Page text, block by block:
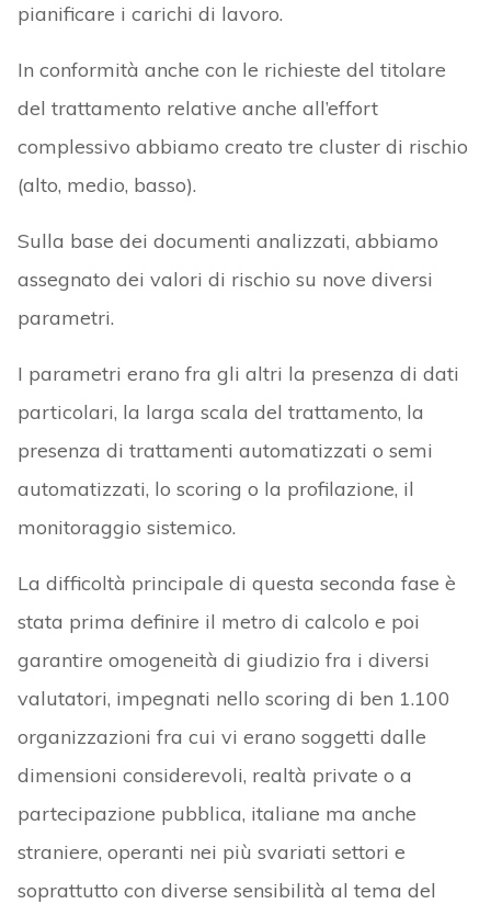
pianificare i carichi di lavoro.
In conformità anche con le richieste del titolare
del trattamento relative anche all’effort
complessivo abbiamo creato tre cluster di rischio
(alto, medio, basso).
Sulla base dei documenti analizzati, abbiamo
assegnato dei valori di rischio su nove diversi
parametri.
I parametri erano fra gli altri la presenza di dati
particolari, la larga scala del trattamento, la
presenza di trattamenti automatizzati o semi
automatizzati, lo scoring o la profilazione, il
monitoraggio sistemico.
La difficoltà principale di questa seconda fase è
stata prima definire il metro di calcolo e poi
garantire omogeneità di giudizio fra i diversi
valutatori, impegnati nello scoring di ben 1.100
organizzazioni fra cui vi erano soggetti dalle
dimensioni considerevoli, realtà private o a
partecipazione pubblica, italiane ma anche
straniere, operanti nei più svariati settori e
soprattutto con diverse sensibilità al tema del